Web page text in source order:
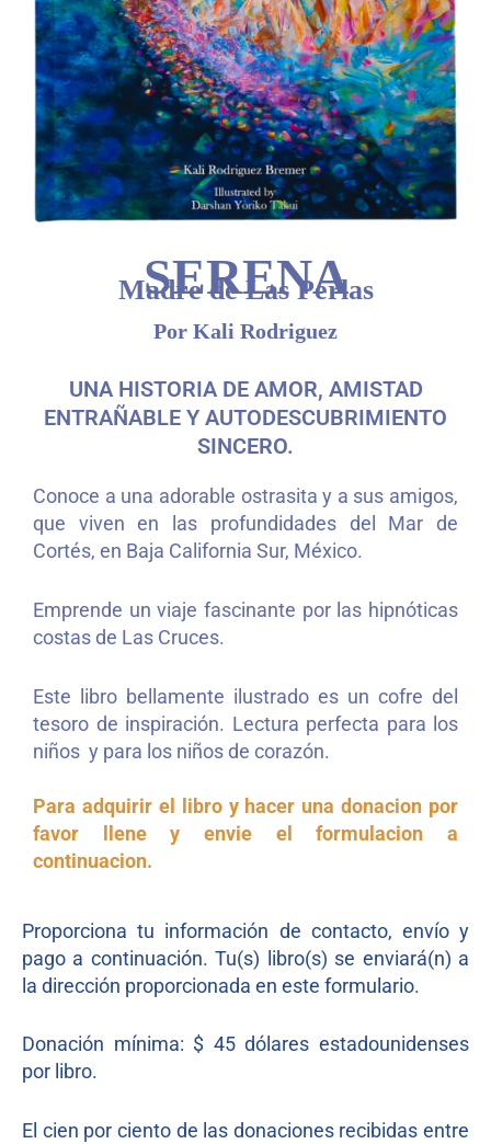
SERENA
Madre de Las Perlas
Por Kali Rodriguez
UNA HISTORIA DE AMOR, AMISTAD
ENTRAÑABLE Y AUTODESCUBRIMIENTO
SINCERO.
Conoce a una adorable ostrasita y a sus amigos,
que viven en las profundidades del Mar de
Cortés, en Baja California Sur, México.
Emprende un viaje fascinante por las hipnóticas
costas de Las Cruces.
Este libro bellamente ilustrado es un cofre del
tesoro de inspiración. Lectura perfecta para los
niños y para los niños de corazón.
Para adquirir el libro y hacer una donacion por
favor llene y envie el formulacion a
continuacion.
Proporciona tu información de contacto, envío y
pago a continuación. Tu(s) libro(s) se enviará(n) a
la dirección proporcionada en este formulario.
Donación mínima: $ 45 dólares estadounidenses
por libro.
El cien por ciento de las donaciones recibidas entre